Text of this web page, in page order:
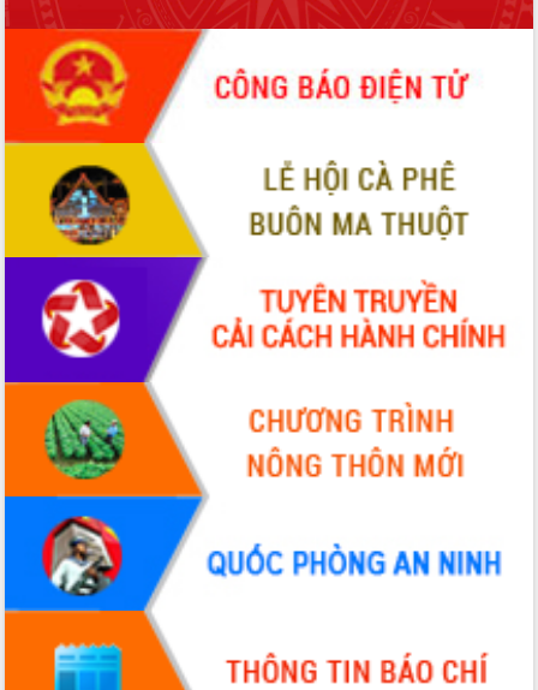
món ăn từ sầu riêng
Đắk Lắk công bố Quy hoạch và xúc
tiến đầu tư tỉnh
Ngành cá ngừ Đắk Lắk chủ động thích
ứng để giữ vững thị trường xuất khẩu
Diễn đàn Kinh tế tư nhân Việt Nam đột
phá cơ chế - Hợp tác công tư
Đề án 06 tạo bước ngoặt đột phá trong
cải cách hành chính tỉnh Đắk Lắk
Kết nối tour, đẩy mạnh chuyển đổi số
để phát triển du lịch Đắk Lắk
Khởi động Dự án Đầu tư xây dựng hạ
tầng kỹ thuật Cụm công nghiệp Tân
Gặp mặt các cơ quan báo chí nhân Kỷ
niệm 101 năm Ngày Báo chí Cách
mạng Việt Nam
Đắk Lắk sơ kết 4 năm triển khai thực
hiện Đề án 06 của Chính phủ
Họp báo thông tin về Hội nghị Công bố
Quy hoạch và Xúc tiến đầu tư tỉnh Đắk
Lắk
Khơi thông điểm nghẽn, đẩy nhanh
giải ngân vốn khắc phục thiên tai
HĐND tỉnh thông qua điều chỉnh Quy
hoạch tỉnh thời kỳ 2021-2030